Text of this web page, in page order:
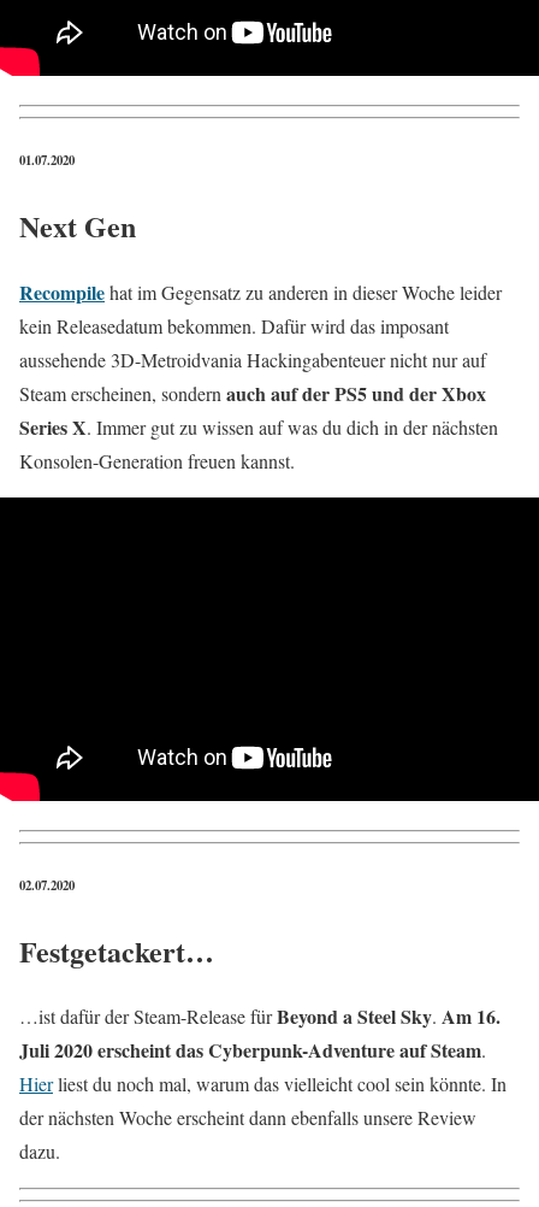
01.07.2020
Next Gen
Recompilehat im Gegensatz zu anderen in dieser Woche leider
kein Releasedatum bekommen. Dafür wird das imposant
aussehende 3D-Metroidvania Hackingabenteuer nicht nur auf
Steam erscheinen, sondern auch auf der PS5 und der Xbox
Series X. Immer gut zu wissen auf was du dich in der nächsten
Konsolen-Generation freuen kannst.
02.07.2020
Festgetackert…
…ist dafür der Steam-Release fürBeyond a Steel Sky. Am 16.
Juli 2020 erscheint das Cyberpunk-Adventure auf Steam.
Hierliest du noch mal, warum das vielleicht cool sein könnte. In
der nächsten Woche erscheint dann ebenfalls unsere Review
dazu.